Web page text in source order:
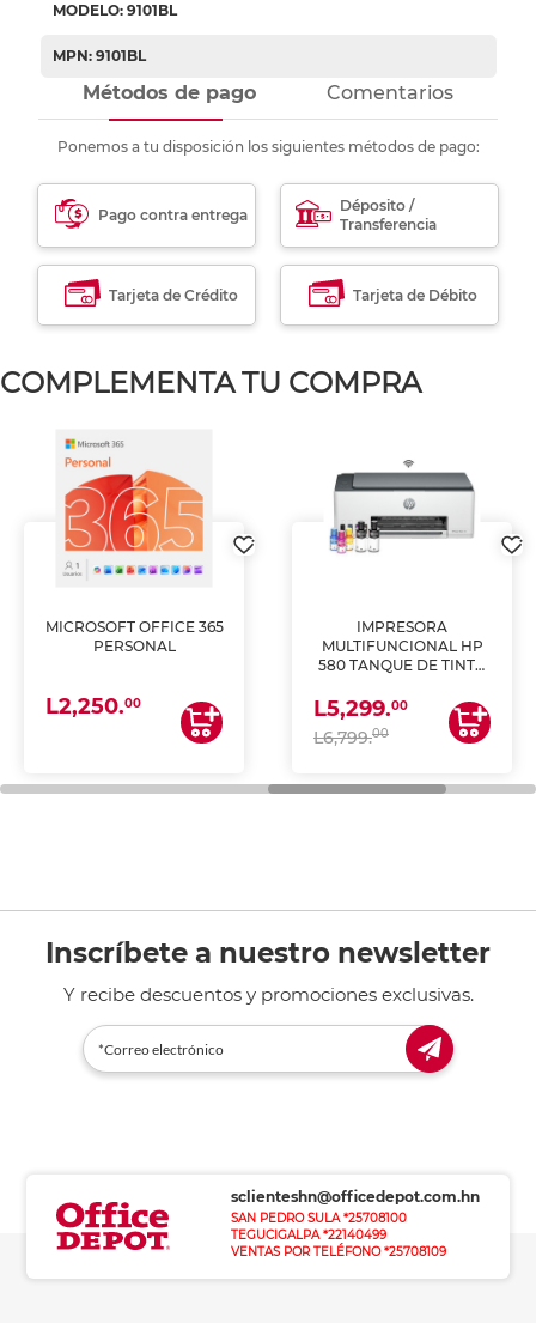
MODELO: 9101BL
MPN: 9101BL
Métodos de pago Comentarios
Ponemos a tu disposición los siguientes métodos de pago:
Pago contra entrega
Déposito /
Transferencia
Tarjeta de Crédito Tarjeta de Débito
COMPLEMENTA TU COMPRA
MICROSOFT OFFICE 365
PERSONAL
L2,250.00
IMPRESORA
MULTIFUNCIONAL HP
580 TANQUE DE TINTA
ESCANEA)
L5,299.00
L6,799.00
Inscríbete a nuestro newsletter
Y recibe descuentos y promociones exclusivas.
sclienteshn@officedepot.com.hn
SAN PEDRO SULA *25708100
TEGUCIGALPA *22140499
VENTAS POR TELÉFONO *25708109